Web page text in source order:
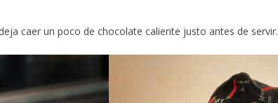
caer un poco de chocolate caliente justo antes de servir.